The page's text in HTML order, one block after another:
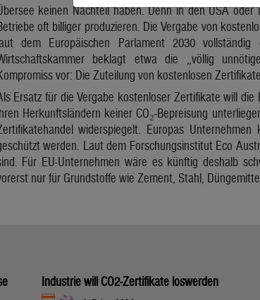
keinen Nachteil haben. Denn in den USA
oft billiger produzieren. Die Vergabe von
dem Europäischen Parlament 2030
beklagt etwa die „völlig
vor: Die Zuteilung von kostenlosen
Ersatz für die Vergabe kostenloser Zertifikate will
Herkunftsländern keiner CO₂-Bepreisung
widerspiegelt. Europas
werden. Laut dem Forschungsinstitut Eco
Für EU-Unternehmen wäre es künftig deshalb
nur für Grundstoffe wie Zement, Stahl,
Industrie will CO2-Zertifikate loswerden